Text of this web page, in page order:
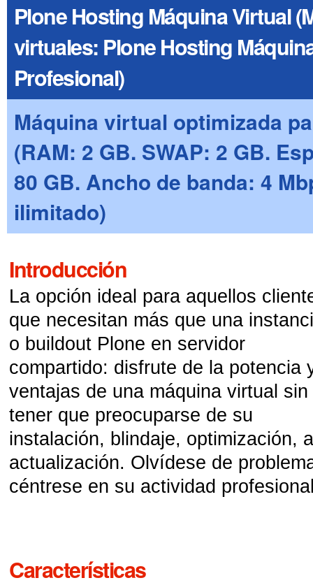
Plone Hosting Máquina Virtual
virtuales: Plone Hosting
Profesional)
Máquina virtual optimizada
(RAM: 2 GB. SWAP: 2 GB.
80 GB. Ancho de banda: 4
ilimitado)
Introducción
La opción ideal para aquellos
que necesitan más que una
o buildout Plone en servidor
compartido: disfrute de la potencia
ventajas de una máquina virtual sin
tener que preocuparse de su
instalación, blindaje, optimización,
actualización. Olvídese de
céntrese en su actividad
Características